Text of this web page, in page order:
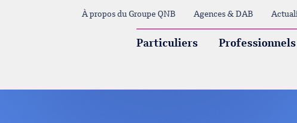
À propos du Groupe QNB Agences & DAB
Particuliers Professionnels